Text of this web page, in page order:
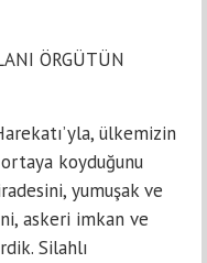
ÖRGÜTÜN
ülkemizin
koyduğunu
yumuşak ve
askeri imkan ve
Silahlı